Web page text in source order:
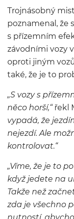
Trojnásobný
poznamenal, že
s přízemním
závodními vozy
oproti jiným
také, že je to
„S vozy s
něco horší,“řekl
vypadá, že
nejezdí. Ale
kontrolovat.“
„Víme, že je to
když jedete na
Takže než
zda je všechno